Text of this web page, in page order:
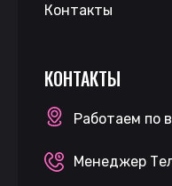
Контакты
КОНТАКТЫ
Работаем по
Менеджер